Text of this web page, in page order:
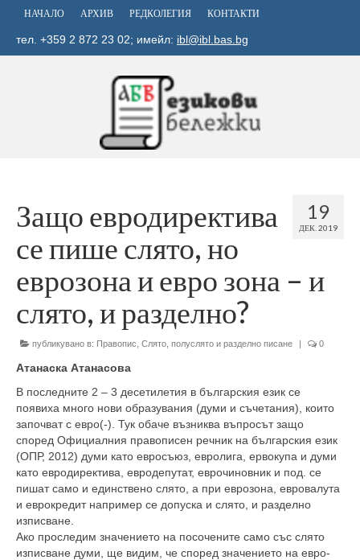
НАЧАЛО АРХИВ РЕДКОЛЕГИЯ КОНТАКТИ
тел. +359 2 872 23 02; имейл: ibl@ibl.bas.bg
19
ДЕК. 2019
Защо евродиректива
се пише слято, но
еврозона и евро зона – и
слято, и разделно?
публикувано в: Правопис Слято, полуслято и разделно писане | 0
Атанаска Атанасова
В последните 2 – 3 десетилетия в българския език се
появиха много нови образувания (думи и съчетания), които
започват с евро(-). Тук обаче възниква въпросът защо
според Официалния правописен речник на българския език
(ОПР, 2012) думи като евросъюз, евролига, ервокупа и думи
като евродиректива, евродепутат, еврочиновник и под. се
пишат само и единствено слято, а при еврозона, евровалута
и еврокредит например се допуска и слято, и разделно
изписване.
Ако проследим значението на посочените само със слято
изписване думи, ще видим, че според значението на евро-